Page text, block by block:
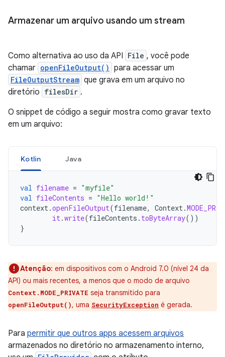
Armazenar um arquivo usando um stream
Como alternativa ao uso da API File , você pode
chamar openFileOutput() para acessar um
FileOutputStream que grava em um arquivo no
diretório filesDir .
O snippet de código a seguir mostra como gravar texto
em um arquivo:
Kotlin Java
val filename = "myfile"
val fileContents = "Hello world!"
context.openFileOutput(filename, Context.
it.write(fileContents . toByteArray())
}
Atenção: em dispositivos com o Android 7.0 (nível 24 da
API) ou mais recentes, a menos que o modo de arquivo
Context.MODE_PRIVATE seja transmitido para
openFileOutput(), uma SecurityException é gerada.
Para permitir que outros apps acessem arquivos
armazenados no diretório no armazenamento interno,